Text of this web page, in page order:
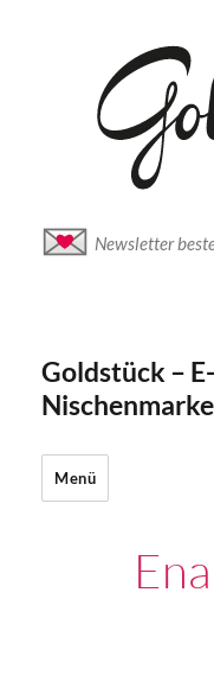
Newsletter
Goldstück –
Menü